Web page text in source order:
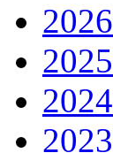
2026
2025
2024
2023